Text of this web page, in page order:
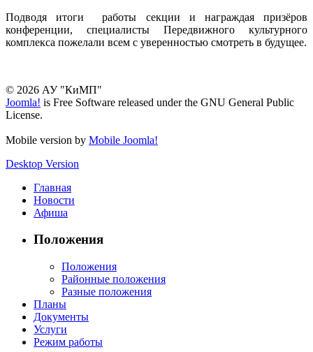
Подводя итоги работы секции и награждая призёров
конференции, специалисты Передвижного культурного
комплекса пожелали всем с уверенностью смотреть в будущее.
© 2026 АУ "КиМП"
Joomla! is Free Software released under the GNU General Public
License.
Mobile version by Mobile Joomla!
Desktop Version
Главная
Новости
Афиша
Положения
Положения
Районные положения
Разные положения
Планы
Документы
Услуги
Режим работы